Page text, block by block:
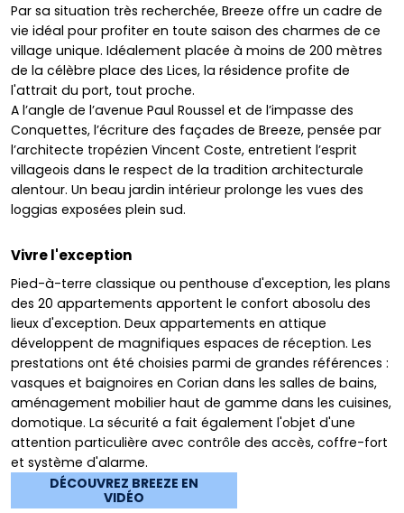
Par sa situation très recherchée, Breeze offre un cadre de
vie idéal pour profiter en toute saison des charmes de ce
village unique. Idéalement placée à moins de 200 mètres
de la célèbre place des Lices, la résidence profite de
l'attrait du port, tout proche.
A l’angle de l’avenue Paul Roussel et de l’impasse des
Conquettes, l’écriture des façades de Breeze, pensée par
l’architecte tropézien Vincent Coste, entretient l’esprit
villageois dans le respect de la tradition architecturale
alentour. Un beau jardin intérieur prolonge les vues des
loggias exposées plein sud.
Vivre l'exception
Pied-à-terre classique ou penthouse d'exception, les plans
des 20 appartements apportent le confort abosolu des
lieux d'exception. Deux appartements en attique
développent de magnifiques espaces de réception. Les
prestations ont été choisies parmi de grandes références :
vasques et baignoires en Corian dans les salles de bains,
aménagement mobilier haut de gamme dans les cuisines,
domotique. La sécurité a fait également l'objet d'une
attention particulière avec contrôle des accès, coffre-fort
et système d'alarme.
DÉCOUVREZ BREEZE EN
VIDÉO